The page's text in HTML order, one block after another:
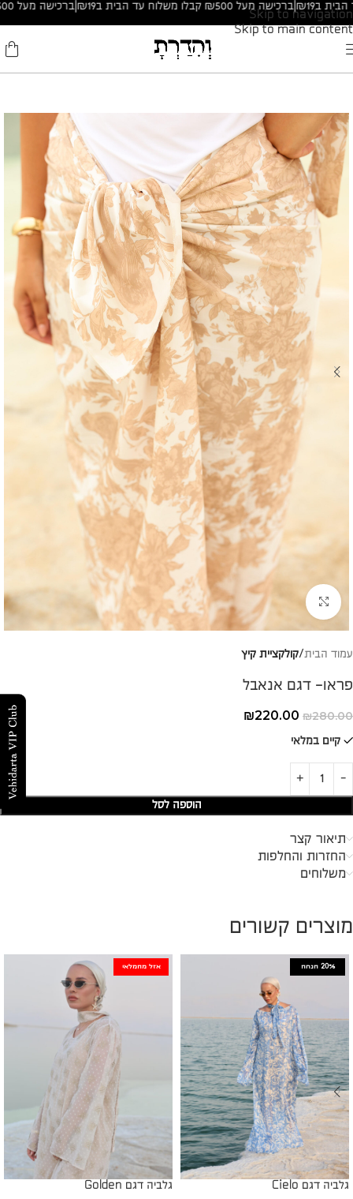
Skip to navigation
Skip to main content
ברכישה מעל ₪500 קבלו משלוח עד הבית ב₪19| ברכישה מעל ₪500 קבלו משלוח עד הבית ב₪19|
להגדלת התמונה
עמוד הבית קולקציית קיץ
פראו- דגם אנאבל
₪280.00
₪220.00
קיים במלאי
הוספה לסל
תיאור קצר
החזרות והחלפות
משלוחים
מוצרים קשורים
20% הנחה
גלביה דגם Cielo
אזל מהמלאי
גלביה דגם Golden